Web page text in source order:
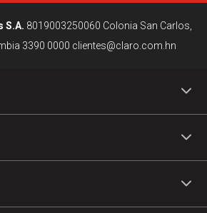
S.A. 8019003250060 Colonia San Carlos,
3390 0000 clientes@claro.com.hn